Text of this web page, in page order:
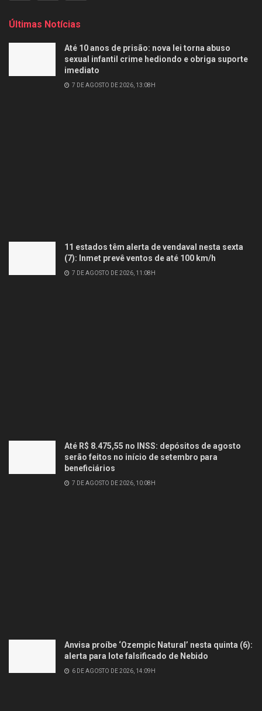
Últimas Notícias
Até 10 anos de prisão: nova lei torna abuso
sexual infantil crime hediondo e obriga suporte
imediato
7 DE AGOSTO DE 2026, 13:08H
11 estados têm alerta de vendaval nesta sexta
(7): Inmet prevê ventos de até 100 km/h
7 DE AGOSTO DE 2026, 11:08H
Até R$ 8.475,55 no INSS: depósitos de agosto
serão feitos no início de setembro para
beneficiários
7 DE AGOSTO DE 2026, 10:08H
Anvisa proíbe ‘Ozempic Natural’ nesta quinta (6):
alerta para lote falsificado de Nebido
6 DE AGOSTO DE 2026, 14:09H